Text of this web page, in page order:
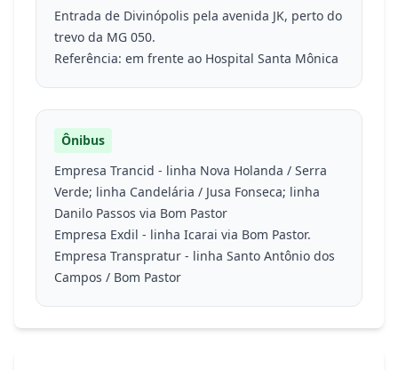
Entrada de Divinópolis pela avenida JK, perto do
trevo da MG 050.
Referência: em frente ao Hospital Santa Mônica
Ônibus
Empresa Trancid - linha Nova Holanda / Serra
Verde; linha Candelária / Jusa Fonseca; linha
Danilo Passos via Bom Pastor
Empresa Exdil - linha Icarai via Bom Pastor.
Empresa Transpratur - linha Santo Antônio dos
Campos / Bom Pastor